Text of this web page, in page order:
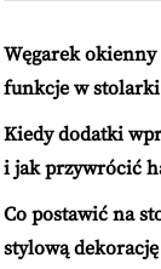
Węgarek okienny
funkcje w
Kiedy dodatki
i jak przywrócić
Co postawić na
stylową